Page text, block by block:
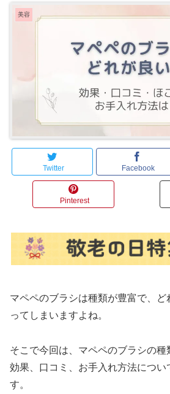
美容
Twitter Facebook
Pinterest
マペペのブラシは種類が豊富で、
ってしまいますよね。
そこで今回は、マペペのブラシの種
効果、口コミ、お手入れ方法につい
す。